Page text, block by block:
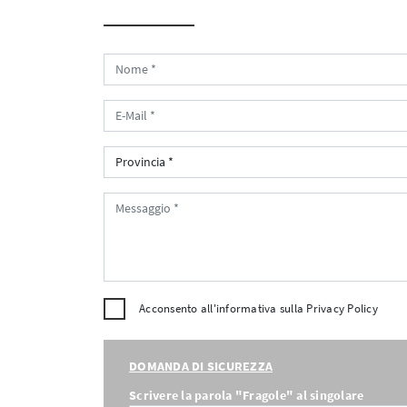
Acconsento all'informativa sulla Privacy Policy
DOMANDA DI SICUREZZA
Scrivere la parola "Fragole" al singolare